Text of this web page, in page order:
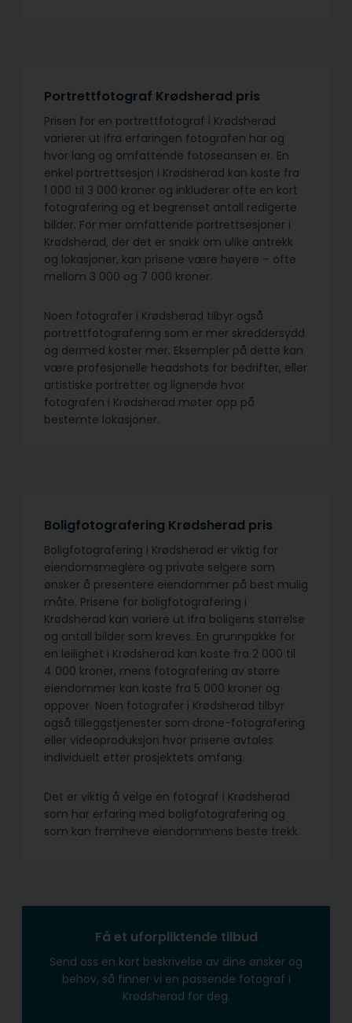
Portrettfotograf Krødsherad pris
Prisen for en portrettfotograf i Krødsherad
varierer ut ifra erfaringen fotografen har og
hvor lang og omfattende fotoseansen er. En
enkel portrettsesjon i Krødsherad kan koste fra
1 000 til 3 000 kroner og inkluderer ofte en kort
fotografering og et begrenset antall redigerte
bilder. For mer omfattende portrettsesjoner i
Krødsherad, der det er snakk om ulike antrekk
og lokasjoner, kan prisene være høyere – ofte
mellom 3 000 og 7 000 kroner.
Noen fotografer i Krødsherad tilbyr også
portrettfotografering som er mer skreddersydd
og dermed koster mer. Eksempler på dette kan
være profesjonelle headshots for bedrifter, eller
artistiske portretter og lignende hvor
fotografen i Krødsherad møter opp på
bestemte lokasjoner.
Boligfotografering Krødsherad pris
Boligfotografering i Krødsherad er viktig for
eiendomsmeglere og private selgere som
ønsker å presentere eiendommer på best mulig
måte. Prisene for boligfotografering i
Krødsherad kan variere ut ifra boligens størrelse
og antall bilder som kreves. En grunnpakke for
en leilighet i Krødsherad kan koste fra 2 000 til
4 000 kroner, mens fotografering av større
eiendommer kan koste fra 5 000 kroner og
oppover. Noen fotografer i Krødsherad tilbyr
også tilleggstjenester som drone-fotografering
eller videoproduksjon hvor prisene avtales
individuelt etter prosjektets omfang.
Det er viktig å velge en fotograf i Krødsherad
som har erfaring med boligfotografering og
som kan fremheve eiendommens beste trekk.
Få et uforpliktende tilbud
Send oss en kort beskrivelse av dine ønsker og
behov, så finner vi en passende fotograf i
Krødsherad for deg.